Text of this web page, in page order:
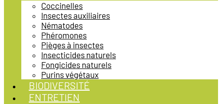
Coccinelles
Insectes auxiliaires
Nématodes
Phéromones
Pièges à insectes
Insecticides naturels
Fongicides naturels
Purins végétaux
BIODIVERSITÉ
ENTRETIEN